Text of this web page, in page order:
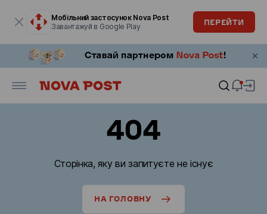
Мобільний застосунок Nova Post
Завантажуй в Google Play
ПЕРЕЙТИ
404
Сторінка, яку ви запитуєте не існує
НА ГОЛОВНУ